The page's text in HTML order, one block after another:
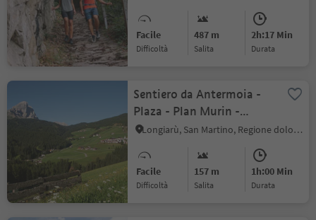
Facile
Difficoltà
487 m
Salita
2h:17 Min
durata
Sentiero da Antermoia -
Plaza - Plan Murin -
Fidelis - Antermoia
Longiarù, San Martino, Regione dolomitica Plan de Corones
Facile
Difficoltà
157 m
Salita
1h:00 Min
durata